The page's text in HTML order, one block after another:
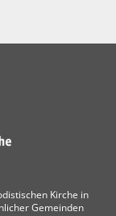
Kirche in
Gemeinden